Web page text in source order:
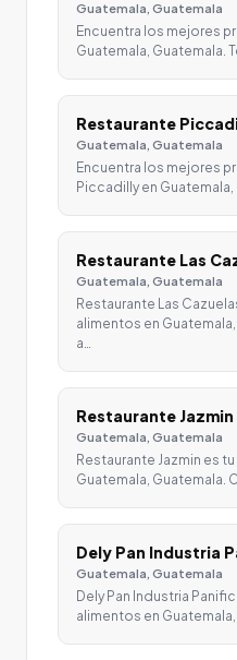
Guatemala, Guatemala
Encuentra los mejores
Guatemala, Guatemala.
Restaurante
Guatemala, Guatemala
Encuentra los mejores
Piccadilly en Guatemala,
Restaurante Las
Guatemala, Guatemala
Restaurante Las
alimentos en
a…
Restaurante Jazmin
Guatemala, Guatemala
Restaurante Jazmin es
Guatemala, Guatemala.
Dely Pan Industria
Guatemala, Guatemala
Dely Pan Industria
alimentos en